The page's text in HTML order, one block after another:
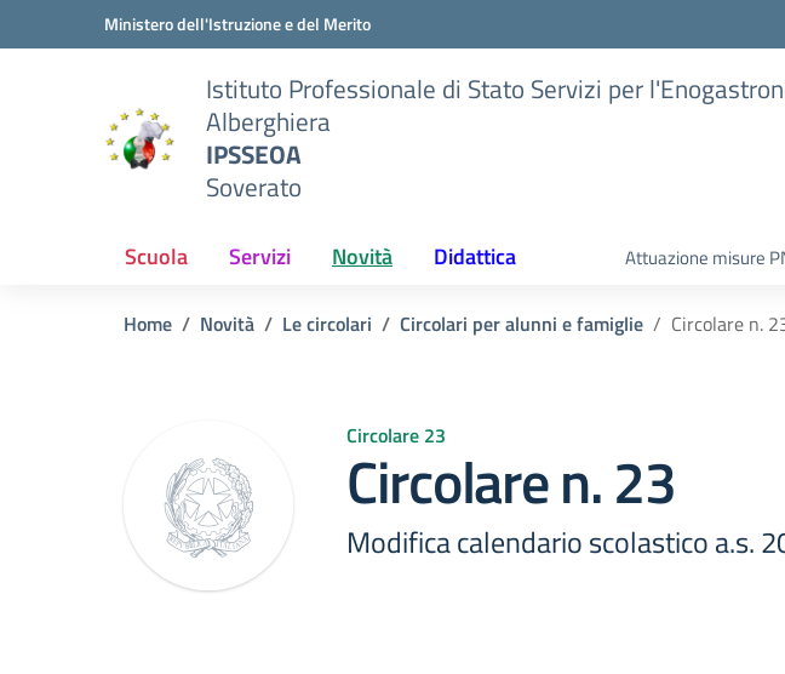
Vai ai contenuti
Vai al menu di navigazioneMinistero dell'Istruzione e del Merito
Istituto Professionale di Stato Servizi per
Alberghiera
IPSSEOA
Soverato
Scuola Servizi Novità Didattica Attuazione misure
Home Novità Le circolari Circolari per alunni e famiglie Circolare n.
Circolare 23
Circolare n. 23
Modifica calendario scolastico a.s.